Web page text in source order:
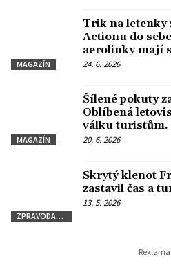
MAGAZÍN
Trik na letenky
Actionu do
aerolinky mají
24. 6. 2026
MAGAZÍN
Šílené pokuty
Oblíbená
válku turistům.
20. 6. 2026
ZPRAVODAJSTVÍ
Skrytý klenot
zastavil čas a
13. 5. 2026